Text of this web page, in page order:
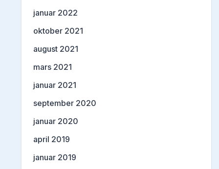
januar 2022
oktober 2021
august 2021
mars 2021
januar 2021
september 2020
januar 2020
april 2019
januar 2019